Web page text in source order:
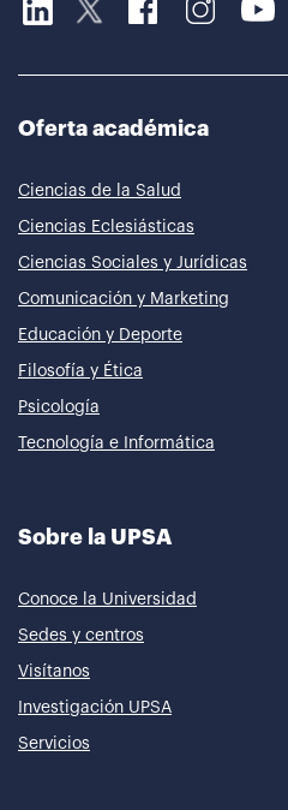
Oferta académica
Ciencias de la Salud
Ciencias Eclesiásticas
Ciencias Sociales y Jurídicas
Comunicación y Marketing
Educación y Deporte
Filosofía y Ética
Psicología
Tecnología e Informática
Sobre la UPSA
Conoce la Universidad
Sedes y centros
Visítanos
Investigación UPSA
Servicios